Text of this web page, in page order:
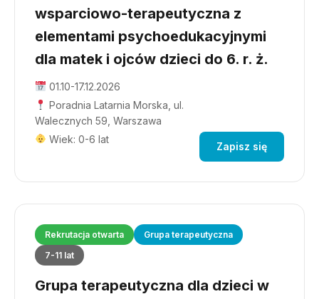
wsparciowo-terapeutyczna z
elementami psychoedukacyjnymi
dla matek i ojców dzieci do 6. r. ż.
01.10-17.12.2026
Poradnia Latarnia Morska, ul.
Walecznych 59, Warszawa
Wiek: 0-6 lat
Zapisz się
Rekrutacja otwarta
Grupa terapeutyczna
7-11 lat
Grupa terapeutyczna dla dzieci w